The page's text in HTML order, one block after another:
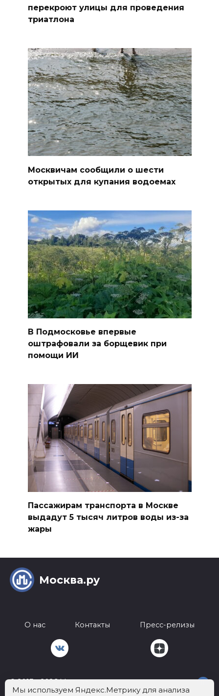
перекроют улицы для проведения
триатлона
Москвичам сообщили о шести
открытых для купания водоемах
В Подмосковье впервые
оштрафовали за борщевик при
помощи ИИ
Пассажирам транспорта в Москве
выдадут 5 тысяч литров воды из-за
жары
Москва.ру
О нас Контакты Пресс-релизы
© 2013 - 2026 Москва.ру
Мы используем Яндекс.Метрику для анализа